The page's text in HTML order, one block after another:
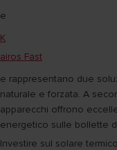
e
K
airos Fast
e rappresentano due
naturale e forzata. A
apparecchi offrono
energetico sulle bollette
Investire sul solare